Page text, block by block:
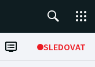
SLEDOVAT